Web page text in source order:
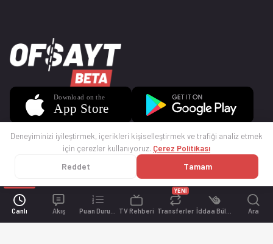
Canlı Akış TV Rehberi Transferler
YENİ
Ara
© 2025 Ofsayt
Deneyiminizi iyileştirmek, içerikleri kişiselleştirmek ve trafiği analiz etmek
için çerezler kullanıyoruz. Çerez Politikası
Reddet Tamam